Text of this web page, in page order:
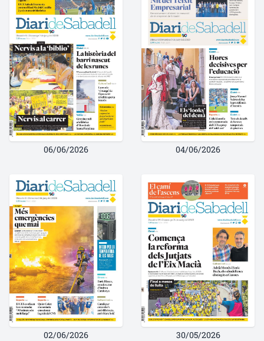
06/06/2026 04/06/2026
02/06/2026 30/05/2026